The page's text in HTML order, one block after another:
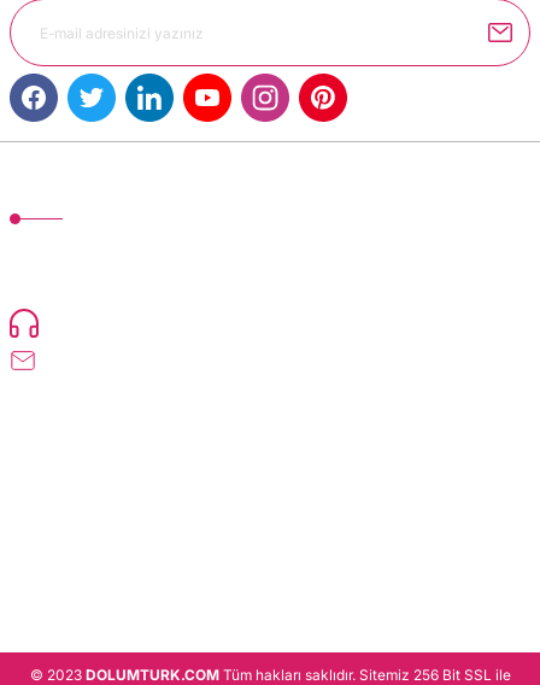
© 2023 DOLUMTURK.COMTüm hakları saklıdır. Sitemiz 256 Bit SSL ile